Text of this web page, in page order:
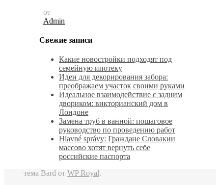
от
Admin
Свежие записи
Какие новостройки подходят под
семейную ипотеку
Идеи для декорирования забора:
преображаем участок своими руками
Идеальное взаимодействие с задним
двориком: викторианский дом в
Лондоне
Замена труб в ванной: пошаговое
руководство по проведению работ
Hlavné správy: Граждане Словакии
массово хотят вернуть себе
российские паспорта
тема Bard от WP Royal.